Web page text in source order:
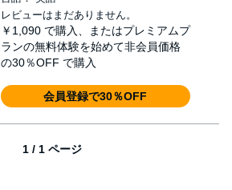
レビューはまだありません。
￥1,090 で購入、またはプレミアムプ
ランの無料体験を始めて非会員価格
の30％OFF で購入
会員登録で30％OFF
1 / 1 ページ